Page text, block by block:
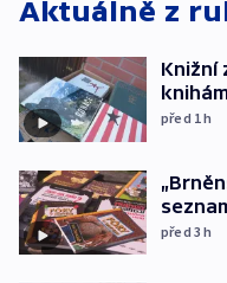
Aktuálně z
Knižní
před 1h
před 3h